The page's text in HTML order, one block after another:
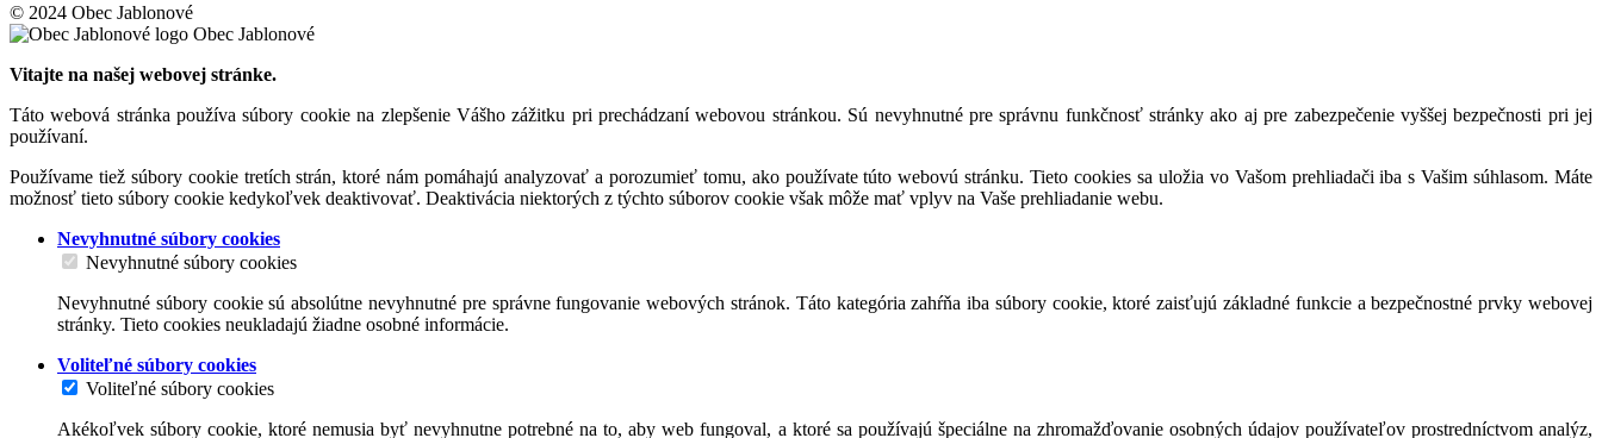
© 2024 Obec Jablonové
Obec Jablonové
Vitajte na našej webovej stránke.
Táto webová stránka používa súbory cookie na zlepšenie Vášho zážitku pri prechádzaní webovou stránkou. Sú nevyhnutné pre správnu funkčnosť stránky ako aj pre zabezpečenie vyššej bezpečnosti pri jej
používaní.
Používame tiež súbory cookie tretích strán, ktoré nám pomáhajú analyzovať a porozumieť tomu, ako používate túto webovú stránku. Tieto cookies sa uložia vo Vašom prehliadači iba s Vašim súhlasom. Máte
možnosť tieto súbory cookie kedykoľvek deaktivovať. Deaktivácia niektorých z týchto súborov cookie však môže mať vplyv na Vaše prehliadanie webu.
Nevyhnutné súbory cookies
Nevyhnutné súbory cookies
Nevyhnutné súbory cookie sú absolútne nevyhnutné pre správne fungovanie webových stránok. Táto kategória zahŕňa iba súbory cookie, ktoré zaisťujú základné funkcie a bezpečnostné prvky webovej
stránky. Tieto cookies neukladajú žiadne osobné informácie.
Voliteľné súbory cookies
Voliteľné súbory cookies
Akékoľvek súbory cookie, ktoré nemusia byť nevyhnutne potrebné na to, aby web fungoval, a ktoré sa používajú špeciálne na zhromažďovanie osobných údajov používateľov prostredníctvom analýz,